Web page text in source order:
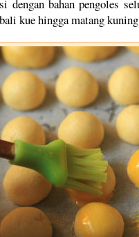
dengan bahan pengoles
kue hingga matang